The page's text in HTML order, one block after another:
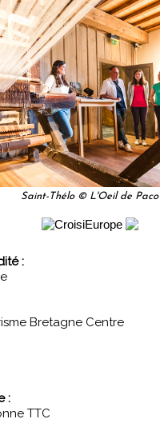
Saint-Thélo © L'Oeil de Paco
:
Bretagne Centre
:
TTC